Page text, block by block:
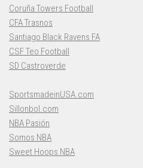
Coruña Towers Football
CFA Trasnos
Santiago Black Ravens FA
CSF Teo Football
SD Castroverde
SportsmadeinUSA.com
Sillonbol.com
NBA Pasión
Somos NBA
Sweet Hoops NBA